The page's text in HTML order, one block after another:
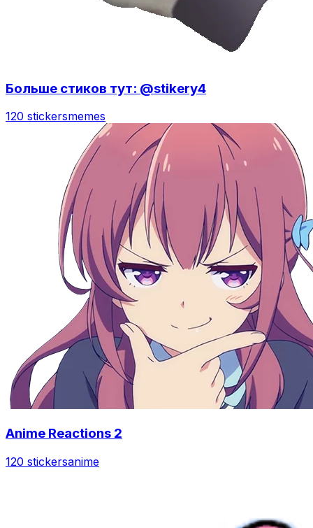
Больше стиков тут: @stikery4
120 stickersmemes
Anime Reactions 2
120 stickersanime